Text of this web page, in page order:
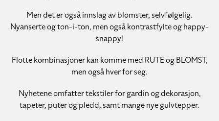
Men det er også innslag av blomster, selvfølgelig.
Nyanserte og ton-i-ton, men også kontrastfylte og happy-
snappy!
Flotte kombinasjoner kan komme med RUTE og BLOMST,
men også hver for seg.
Nyhetene omfatter tekstiler for gardin og dekorasjon,
tapeter, puter og pledd, samt mange nye gulvtepper.